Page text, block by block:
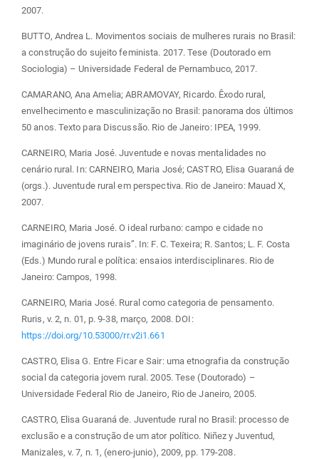
2007.
BUTTO, Andrea L. Movimentos sociais de mulheres rurais no Brasil:
a construção do sujeito feminista. 2017. Tese (Doutorado em
Sociologia) – Universidade Federal de Pernambuco, 2017.
CAMARANO, Ana Amelia; ABRAMOVAY, Ricardo. Êxodo rural,
envelhecimento e masculinização no Brasil: panorama dos últimos
50 anos. Texto para Discussão. Rio de Janeiro: IPEA, 1999.
CARNEIRO, Maria José. Juventude e novas mentalidades no
cenário rural. In: CARNEIRO, Maria José; CASTRO, Elisa Guaraná de
(orgs.). Juventude rural em perspectiva. Rio de Janeiro: Mauad X,
2007.
CARNEIRO, Maria José. O ideal rurbano: campo e cidade no
imaginário de jovens rurais”. In: F. C. Texeira; R. Santos; L. F. Costa
(Eds.) Mundo rural e política: ensaios interdisciplinares. Rio de
Janeiro: Campos, 1998.
CARNEIRO, Maria José. Rural como categoria de pensamento.
Ruris, v. 2, n. 01, p. 9-38, março, 2008. DOI:
https://doi.org/10.53000/rr.v2i1.661
CASTRO, Elisa G. Entre Ficar e Sair: uma etnografia da construção
social da categoria jovem rural. 2005. Tese (Doutorado) –
Universidade Federal Rio de Janeiro, Rio de Janeiro, 2005.
CASTRO, Elisa Guaraná de. Juventude rural no Brasil: processo de
exclusão e a construção de um ator político. Niñez y Juventud,
Manizales, v. 7, n. 1, (enero-junio), 2009, pp. 179-208.